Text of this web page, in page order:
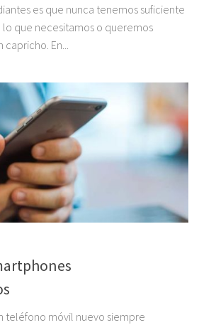
es que nunca tenemos suficiente
que necesitamos o queremos
En...
teléfono móvil nuevo siempre